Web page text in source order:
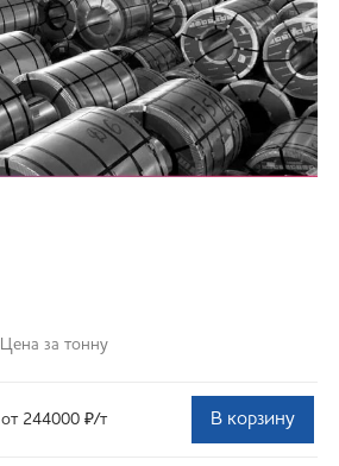
Цена за тонну
от 244000 ₽/т В корзину